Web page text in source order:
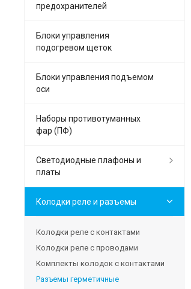
предохранителей
Блоки управления
подогревом щеток
Блоки управления подъемом
оси
Наборы противотуманных
фар (ПФ)
Светодиодные плафоны и
платы
Колодки реле и разъемы
Колодки реле с контактами
Колодки реле с проводами
Комплекты колодок с контактами
Разъемы герметичные